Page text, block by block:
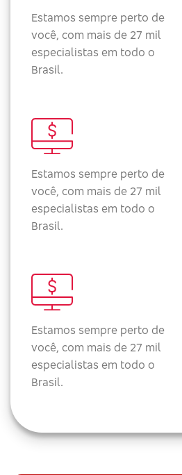
Estamos sempre perto de
você, com mais de 27 mil
especialistas em todo o
Brasil.
Estamos sempre perto de
você, com mais de 27 mil
especialistas em todo o
Brasil.
Estamos sempre perto de
você, com mais de 27 mil
especialistas em todo o
Brasil.